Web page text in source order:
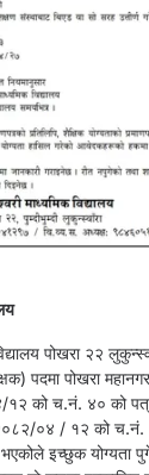
पोखरा २२
पदमा पोखरा
१२ को च.नं. ४० को
२०८२/०४ / १२ को च.नं.
भएकोले इच्छुक योग्यता